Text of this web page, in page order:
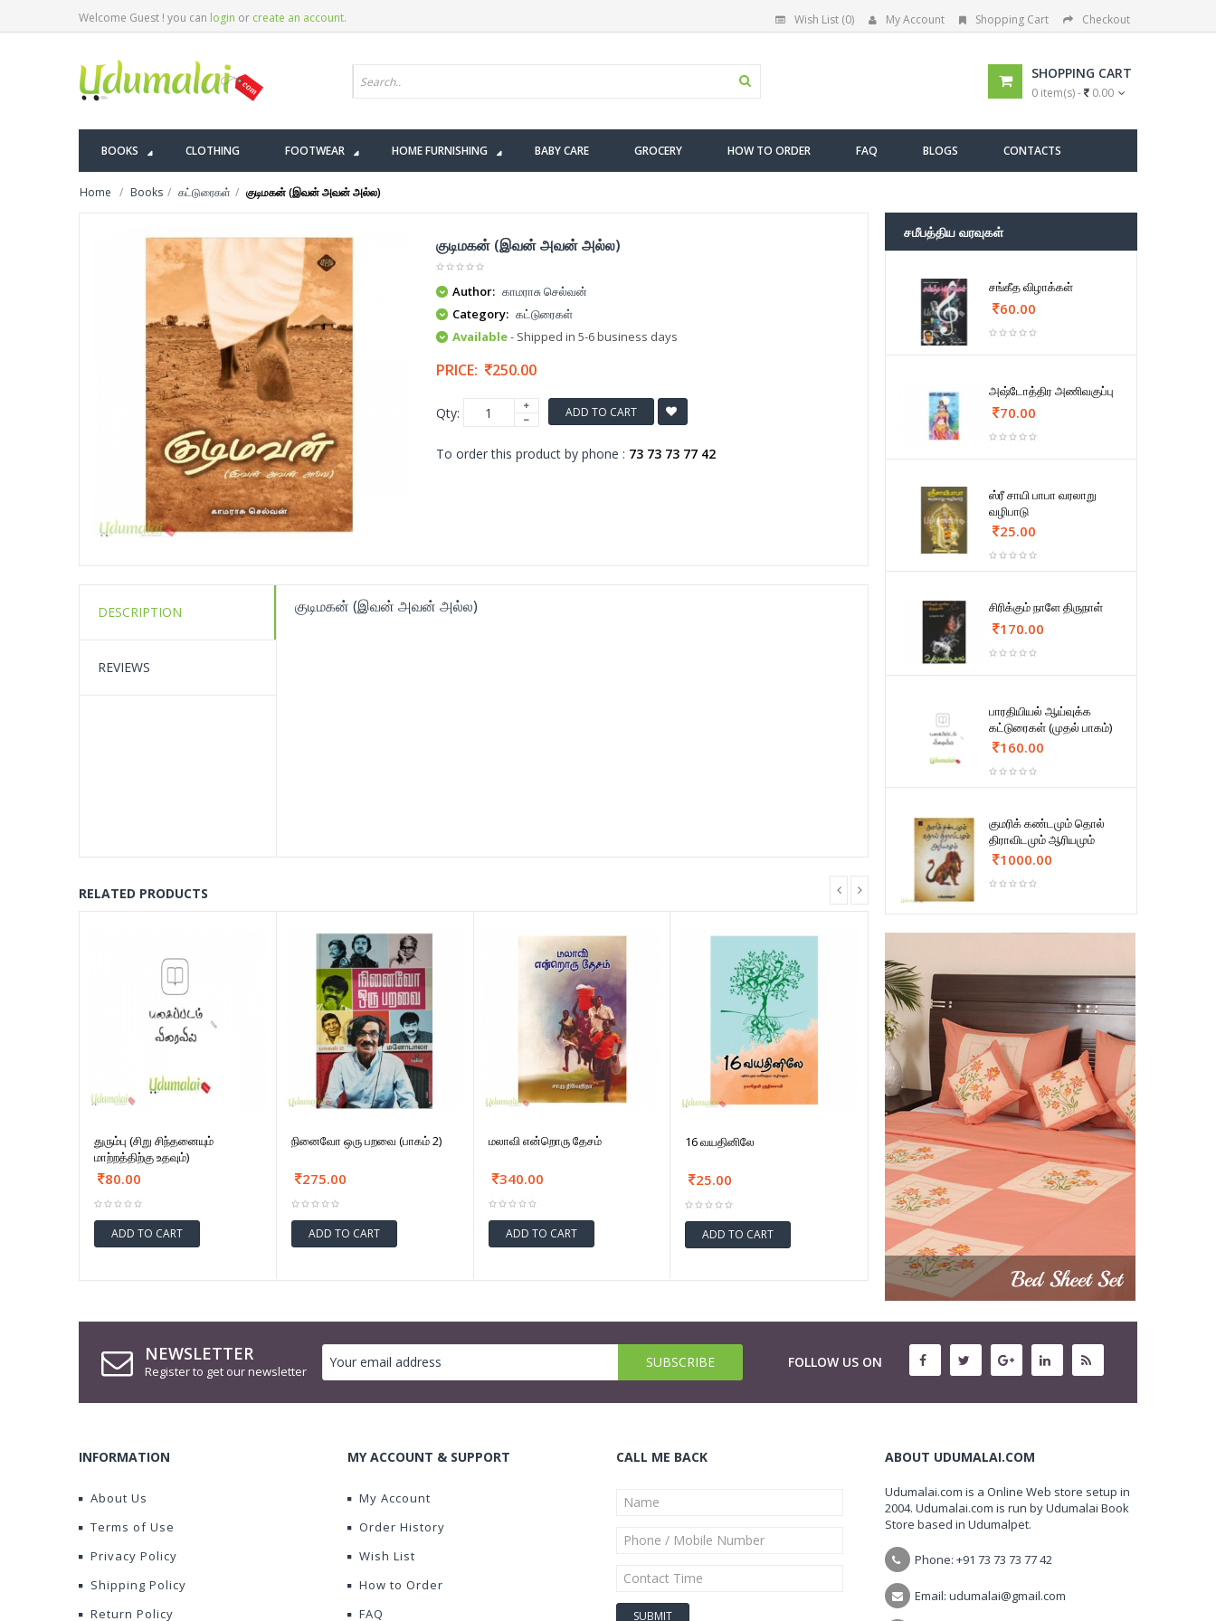
Welcome Guest ! you can login or create an account. Wish List (0) My Account Shopping Cart Checkout
SHOPPING CART
0 item(s) - 0.00
BOOKS CLOTHING FOOTWEAR HOME FURNISHING BABY CARE GROCERY HOW TO ORDER FAQ BLOGS CONTACTS
Home Books கட்டுரைகள் குடிமகன் (இவன் அவன் அல்ல)
குடிமகன் (இவன் அவன் அல்ல)
Author: காமராசு செல்வன்
Category: கட்டுரைகள்
Available- Shipped in 5-6 business days
PRICE: 250.00
Qty: ADD TO CART
To order this product by phone : 73 73 73 77 42
DESCRIPTION
REVIEWS
குடிமகன் (இவன் அவன் அல்ல)
RELATED PRODUCTS
துரும்பு (சிறு சிந்தனையும்
மாற்றத்திற்கு உதவும்)
80.00
ADD TO CART
நினைவோ ஒரு பறவை (பாகம் 2)
275.00
ADD TO CART
மலாவி என்றொரு தேசம்
340.00
ADD TO CART
16 வயதினிலே
25.00
ADD TO CART
சமீபத்திய வரவுகள்
சங்கீத விழாக்கள்
60.00
அஷ்டோத்திர அணிவகுப்பு
70.00
ஸ்ரீ சாயி பாபா வரலாறு
வழிபாடு
25.00
சிரிக்கும் நாளே திருநாள்
170.00
பாரதியியல் ஆய்வுக்க
கட்டுரைகள் (முதல் பாகம்)
160.00
குமரிக் கண்டமும் தொல்
திராவிடமும் ஆரியமும்
1000.00
NEWSLETTER
Register to get our newsletter
FOLLOW US ON
INFORMATION
About Us
Terms of Use
Privacy Policy
Shipping Policy
Return Policy
MY ACCOUNT & SUPPORT
My Account
Order History
Wish List
How to Order
FAQ
CALL ME BACK ABOUT UDUMALAI.COM
Udumalai.com is a Online Web store setup in
2004. Udumalai.com is run by Udumalai Book
Store based in Udumalpet.
Phone: +91 73 73 73 77 42
Email: udumalai@gmail.com